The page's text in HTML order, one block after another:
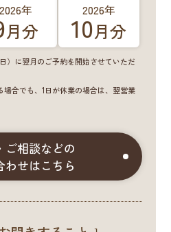
2026年
月分
2026年
10月分
）に翌月のご予約を開始させていただ
合でも、1日が休業の場合は、翌営業
ご相談などの
わせはこちら